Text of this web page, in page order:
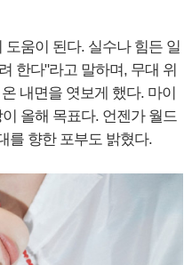
움이 된다. 실수나 힘든 일
한다"라고 말하며, 무대 위
내면을 엿보게 했다. 마이
올해 목표다. 언젠가 월드
를 향한 포부도 밝혔다.